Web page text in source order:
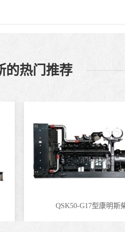
的热门推荐
QSK50-G17型康明斯